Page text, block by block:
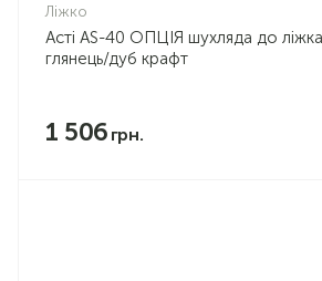
Ліжко
Асті AS-40 ОПЦІЯ шухляда до ліжка
глянець/дуб крафт
1 506